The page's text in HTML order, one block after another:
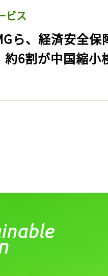
ビス
ら、経済安全
約6割が中国縮小